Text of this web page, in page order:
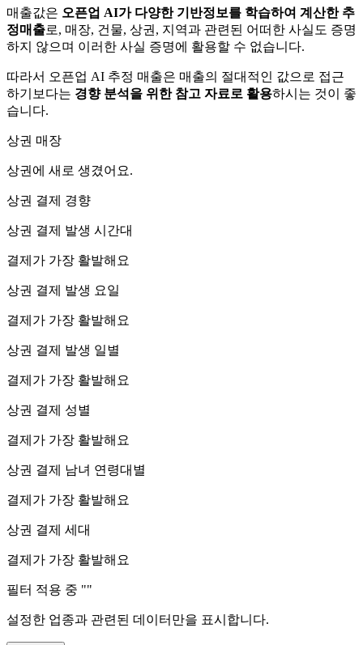
매출값은 오픈업 AI가 다양한 기반정보를 학습하여 계산한 추
정매출로, 매장, 건물, 상권, 지역과 관련된 어떠한 사실도 증명
하지 않으며 이러한 사실 증명에 활용할 수 없습니다.
따라서 오픈업 AI 추정 매출은 매출의 절대적인 값으로 접근
하기보다는 경향 분석을 위한 참고 자료로 활용하시는 것이 좋
습니다.
상권 매장
상권에 새로 생겼어요.
상권 결제 경향
상권 결제 발생 시간대
결제가 가장 활발해요
상권 결제 발생 요일
결제가 가장 활발해요
상권 결제 발생 일별
결제가 가장 활발해요
상권 결제 성별
결제가 가장 활발해요
상권 결제 남녀 연령대별
결제가 가장 활발해요
상권 결제 세대
결제가 가장 활발해요
필터 적용 중 ""
설정한 업종과 관련된 데이터만을 표시합니다.